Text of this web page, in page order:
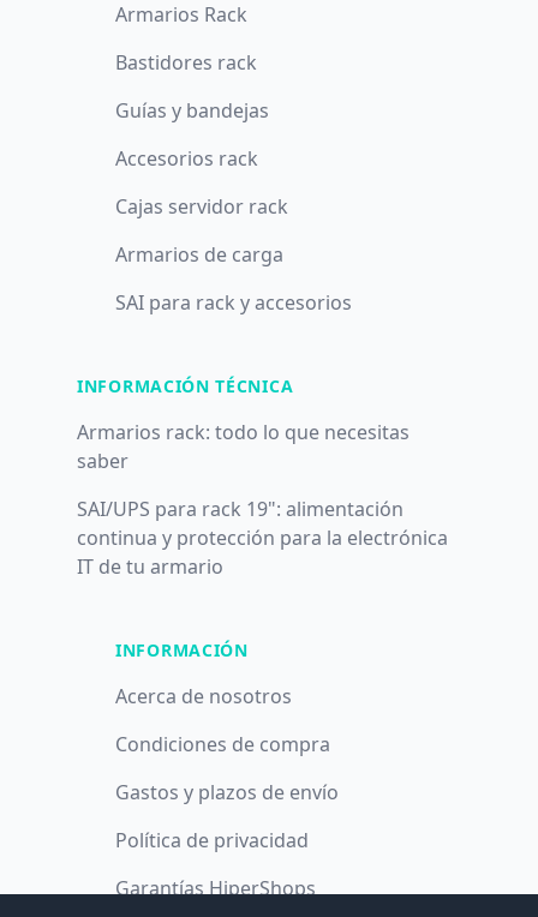
Armarios Rack
Bastidores rack
Guías y bandejas
Accesorios rack
Cajas servidor rack
Armarios de carga
SAI para rack y accesorios
INFORMACIÓN TÉCNICA
Armarios rack: todo lo que necesitas
saber
SAI/UPS para rack 19": alimentación
continua y protección para la electrónica
IT de tu armario
INFORMACIÓN
Acerca de nosotros
Condiciones de compra
Gastos y plazos de envío
Política de privacidad
Garantías HiperShops